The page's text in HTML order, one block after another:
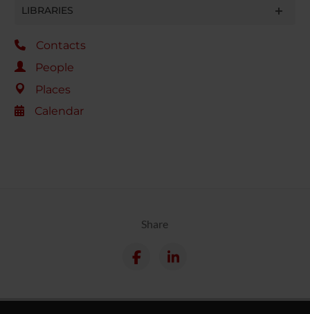
LIBRARIES
Contacts
People
Places
Calendar
Share